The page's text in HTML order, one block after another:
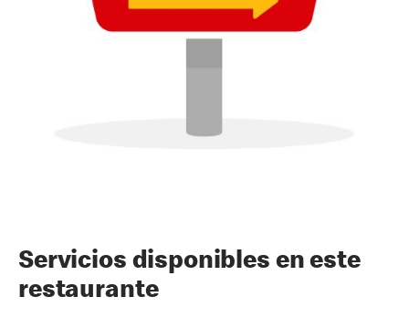
Servicios disponibles en este
restaurante